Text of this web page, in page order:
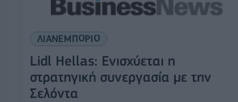
ΛΙΑΝΕΜΠΟΡΙΟ
Lidl Hellas: Ενισχύεται η
στρατηγική συνεργασία με την
Σελόντα